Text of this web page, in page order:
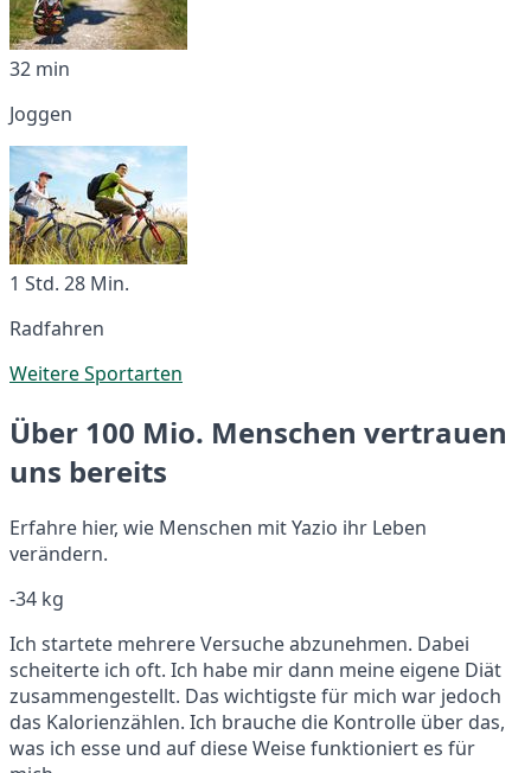
32 min
Joggen
1 Std. 28 Min.
Radfahren
Weitere Sportarten
Über 100 Mio. Menschen vertrauen
uns bereits
Erfahre hier, wie Menschen mit Yazio ihr Leben
verändern.
-34 kg
Ich startete mehrere Versuche abzunehmen. Dabei
scheiterte ich oft. Ich habe mir dann meine eigene Diät
zusammengestellt. Das wichtigste für mich war jedoch
das Kalorienzählen. Ich brauche die Kontrolle über das,
was ich esse und auf diese Weise funktioniert es für